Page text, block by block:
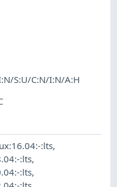
S:U/C:N/I:N/A:H
:lts,
:lts,
:lts,